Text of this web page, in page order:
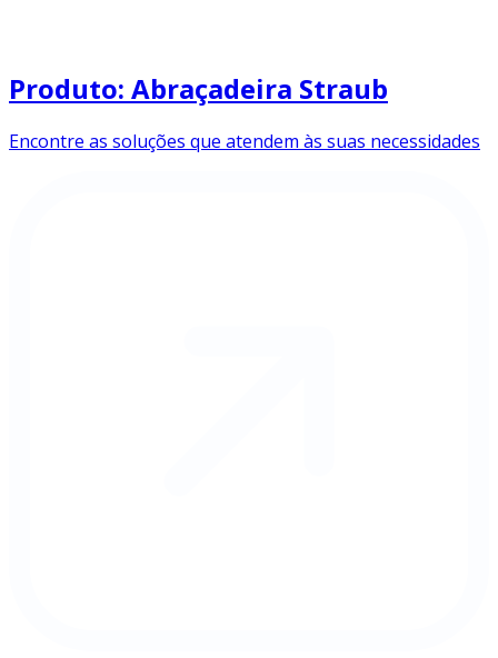
Produto: Abraçadeira Straub
Encontre as soluções que atendem às suas necessidades